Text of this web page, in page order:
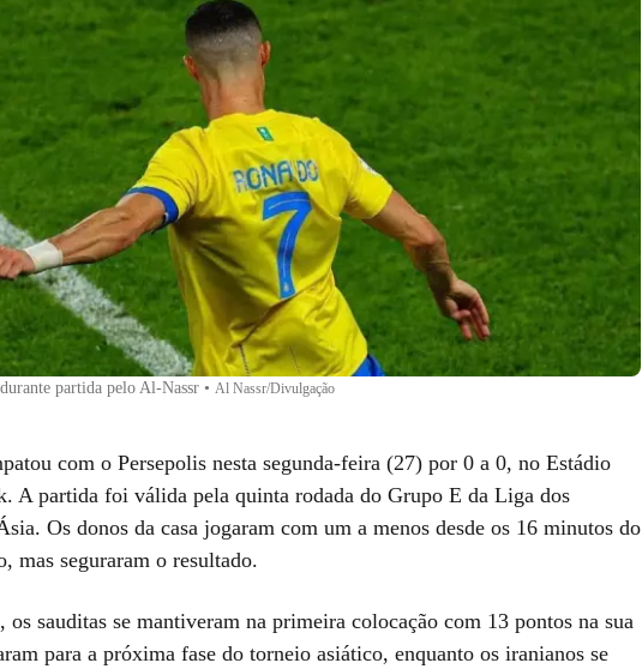
partida pelo Al-Nassr • Al Nassr/Divulgação
com o Persepolis nesta segunda-feira (27) por 0 a 0, no Estádio
A partida foi válida pela quinta rodada do Grupo E da Liga dos
Os donos da casa jogaram com um a menos desde os 16 minutos do
mas seguraram o resultado.
os sauditas se mantiveram na primeira colocação com 13 pontos na sua
para a próxima fase do torneio asiático, enquanto os iranianos se